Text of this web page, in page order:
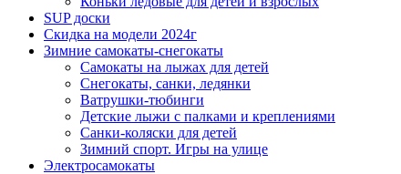
SUP доски
Скидка на модели 2024г
Зимние самокаты-снегокаты
Самокаты на лыжах для детей
Снегокаты, санки, ледянки
Ватрушки-тюбинги
Детские лыжи с палками и креплениями
Санки-коляски для детей
Зимний спорт. Игры на улице
Электросамокаты